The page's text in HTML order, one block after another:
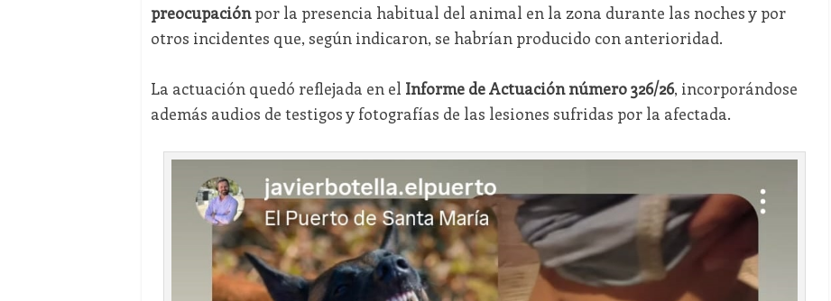
preocupaciónpor la presencia habitual del animal en la zona durante las noches y por
otros incidentes que, según indicaron, se habrían producido con anterioridad.
La actuación quedó reflejada en el Informe de Actuación número 326/26, incorporándose
además audios de testigos y fotografías de las lesiones sufridas por la afectada.